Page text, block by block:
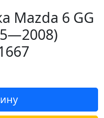
Mazda 6 GG